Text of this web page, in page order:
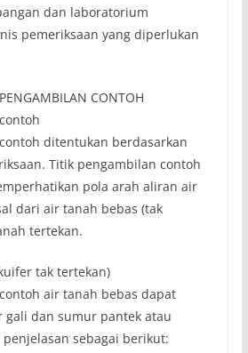
dan laboratorium
pemeriksaan yang diperlukan
CONTOH
ditentukan berdasarkan
Titik pengambilan contoh
pola arah aliran air
dari air tanah bebas (tak
tertekan.
tak tertekan)
air tanah bebas dapat
gali dan sumur pantek atau
sebagai berikut: